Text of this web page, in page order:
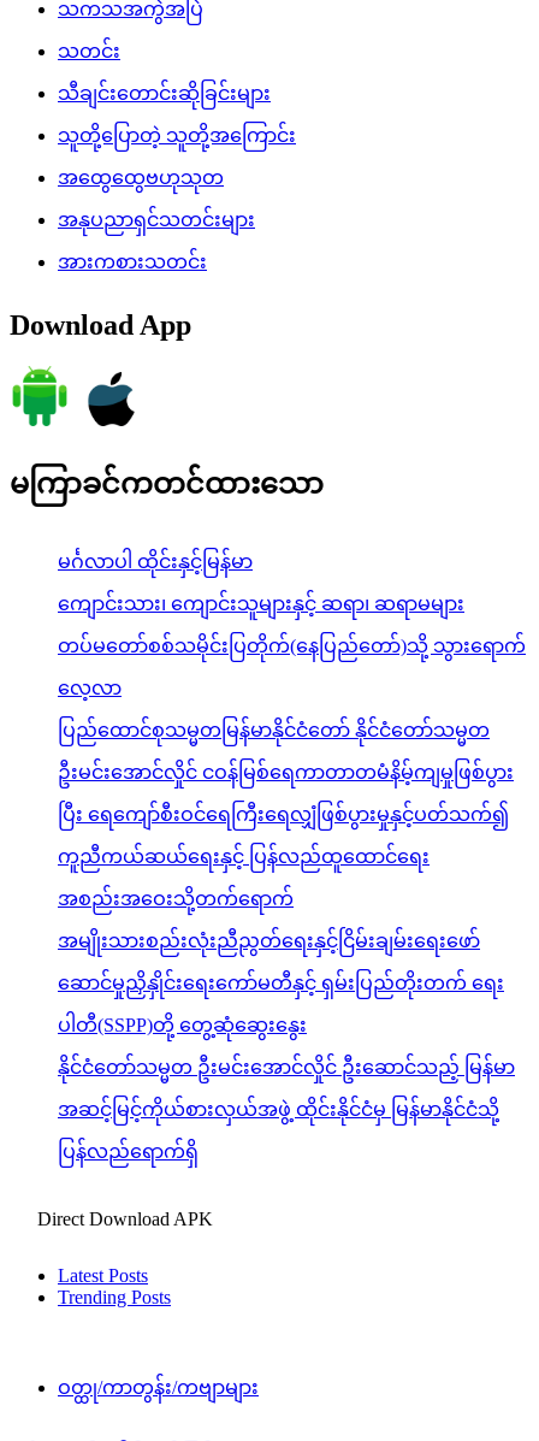
သကသအကွဲအပြဲ
သတင်း
သီချင်းတောင်းဆိုခြင်းများ
သူတို့ပြောတဲ့ သူတို့အကြောင်း
အထွေထွေဗဟုသုတ
အနုပညာရှင်သတင်းများ
အားကစားသတင်း
Download App
မကြာခင်ကတင်ထားသော
မင်္ဂလာပါ ထိုင်းနှင့်မြန်မာ
ကျောင်းသား၊ ကျောင်းသူများနှင့် ဆရာ၊ ဆရာမများ
တပ်မတော်စစ်သမိုင်းပြတိုက်(နေပြည်တော်)သို့ သွားရောက်
လေ့လာ
ပြည်ထောင်စုသမ္မတမြန်မာနိုင်ငံတော် နိုင်ငံတော်သမ္မတ
ဦးမင်းအောင်လှိုင် ငဝန်မြစ်ရေကာတာတမံနိမ့်ကျမှုဖြစ်ပွား
ပြီး ရေကျော်စီးဝင်ရေကြီးရေလျှံဖြစ်ပွားမှုနှင့်ပတ်သက်၍
ကူညီကယ်ဆယ်ရေးနှင့် ပြန်လည်ထူထောင်ရေး
အစည်းအဝေးသို့တက်ရောက်
အမျိုးသားစည်းလုံးညီညွတ်ရေးနှင့်ငြိမ်းချမ်းရေးဖော်
ဆောင်မှုညှိနှိုင်းရေးကော်မတီနှင့် ရှမ်းပြည်တိုးတက် ရေး
ပါတီ(SSPP)တို့ တွေ့ဆုံဆွေးနွေး
နိုင်ငံတော်သမ္မတ ဦးမင်းအောင်လှိုင် ဦးဆောင်သည့် မြန်မာ
အဆင့်မြင့်ကိုယ်စားလှယ်အဖွဲ့ ထိုင်းနိုင်ငံမှ မြန်မာနိုင်ငံသို့
ပြန်လည်ရောက်ရှိ
Direct Download APK
Latest Posts
Trending Posts
ဝတ္ထု/ကာတွန်း/ကဗျာများ